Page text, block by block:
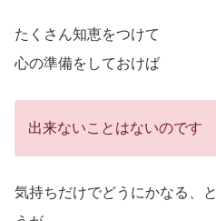
たくさん知恵をつけて
心の準備をしておけば
出来ないことはないのです
気持ちだけでどうにかなる、